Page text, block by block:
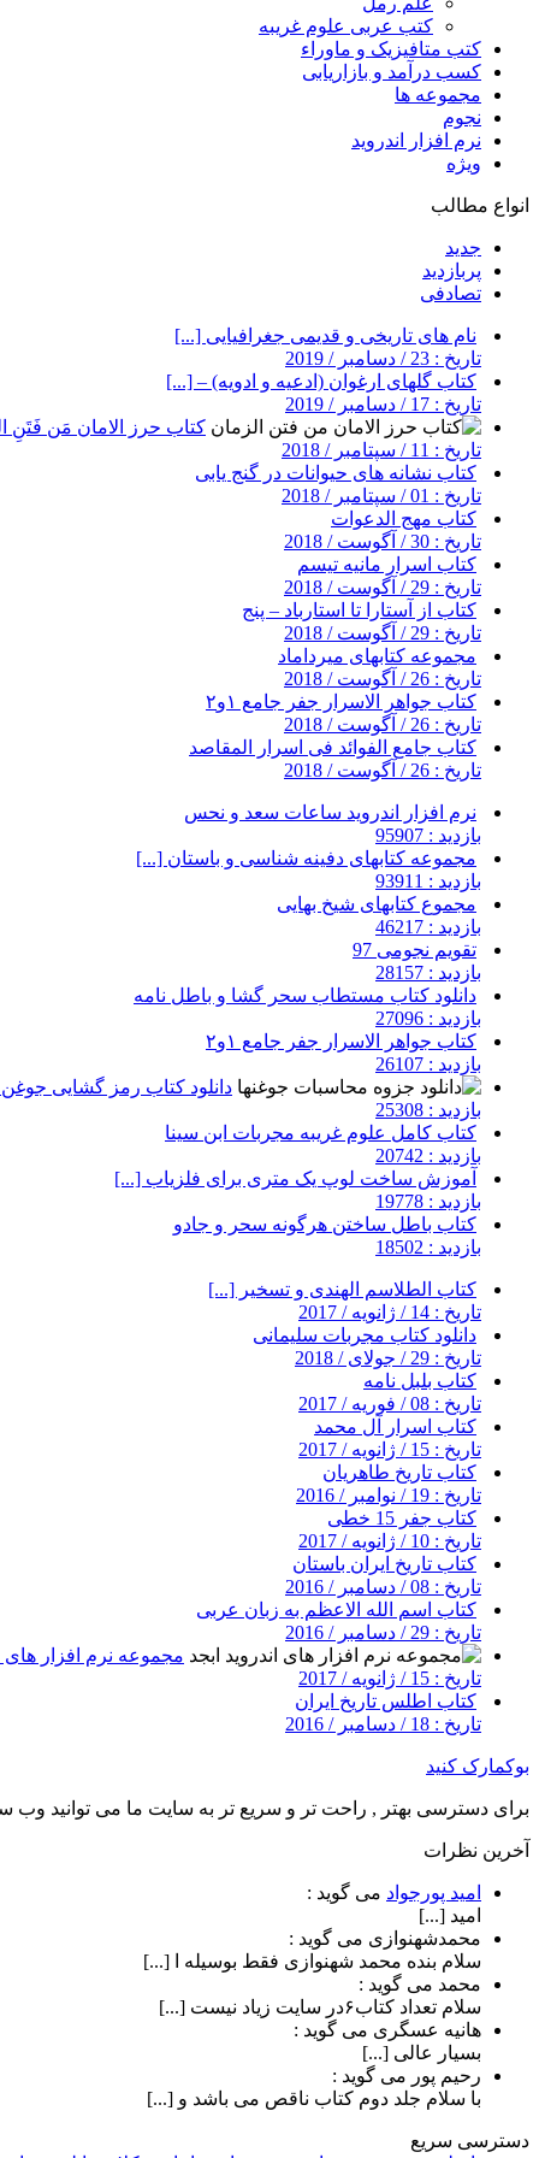
کتب عربی علوم غریبه
کتب متافیزیک و ماوراء
کسب درآمد و بازاریابی
مجموعه ها
نجوم
نرم افزار اندروید
ویژه
انواع مطالب
جدید
پربازدید
تصادفی
نام های تاریخی و قدیمی جغرافیایی [...]
تاریخ : 23 / دسامبر / 2019
کتاب گلهای ارغوان (ادعیه و ادویه) – [...]
تاریخ : 17 / دسامبر / 2019
کتاب حرز الامان مَن فَتَنِ
تاریخ : 11 / سپتامبر / 2018
کتاب نشانه های حیوانات در گنج یابی
تاریخ : 01 / سپتامبر / 2018
کتاب مهج الدعوات
تاریخ : 30 / آگوست / 2018
کتاب اسرار مانیه تیسم
تاریخ : 29 / آگوست / 2018
کتاب از آستارا تا استارباد – پنج
تاریخ : 29 / آگوست / 2018
مجموعه کتابهای میرداماد
تاریخ : 26 / آگوست / 2018
کتاب جواهر الاسرار جفر جامع ۱و۲
تاریخ : 26 / آگوست / 2018
کتاب جامع الفوائد فی اسرار المقاصد
تاریخ : 26 / آگوست / 2018
نرم افزار اندروید ساعات سعد و نحس
بازدید : 95907
مجموعه کتابهای دفینه شناسی و باستان [...]
بازدید : 93911
مجموع کتابهای شیخ بهایی
بازدید : 46217
تقویم نجومی 97
بازدید : 28157
دانلود کتاب مستطاب سحر گشا و باطل نامه
بازدید : 27096
کتاب جواهر الاسرار جفر جامع ۱و۲
بازدید : 26107
دانلود کتاب رمز گشایی
بازدید : 25308
کتاب کامل علوم غریبه مجربات ابن سینا
بازدید : 20742
آموزش ساخت لوپ یک متری برای فلزیاب [...]
بازدید : 19778
کتاب باطل ساختن هرگونه سحر و جادو
بازدید : 18502
کتاب الطلاسم الهندی و تسخیر [...]
تاریخ : 14 / ژانویه / 2017
دانلود کتاب مجربات سلیمانی
تاریخ : 29 / جولای / 2018
کتاب بلبل نامه
تاریخ : 08 / فوریه / 2017
کتاب اسرار آل محمد
تاریخ : 15 / ژانویه / 2017
کتاب تاریخ طاهریان
تاریخ : 19 / نوامبر / 2016
کتاب جفر 15 خطی
تاریخ : 10 / ژانویه / 2017
کتاب تاریخ ایران باستان
تاریخ : 08 / دسامبر / 2016
کتاب اسم الله الاعظم به زبان عربی
تاریخ : 29 / دسامبر / 2016
مجموعه نرم افزار های
تاریخ : 15 / ژانویه / 2017
کتاب اطلس تاریخ ایران
تاریخ : 18 / دسامبر / 2016
بوکمارک کنید
برای دسترسی بهتر , راحت تر و سریع تر به سایت ما می توانید وب
آخرین نظرات
امید پورجواد می گوید :
امید [...]
محمدشهنوازی می گوید :
سلام بنده محمد شهنوازی فقط بوسیله ا [...]
محمد می گوید :
سلام تعداد کتاب۶در سایت زیاد نیست [...]
هانیه عسگری می گوید :
بسیار عالی [...]
رحیم پور می گوید :
با سلام جلد دوم کتاب ناقص می باشد و [...]
دسترسی سریع